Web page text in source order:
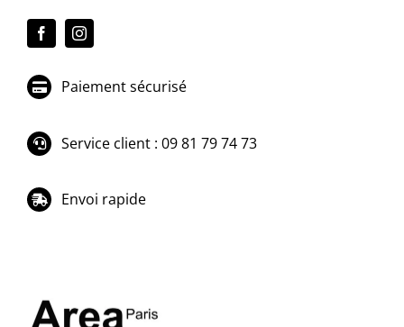
Paiement sécurisé
Service client : 09 81 79 74 73
Envoi rapide